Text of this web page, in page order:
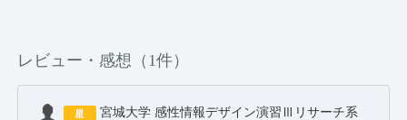
レビュー・感想（1件）
宮城大学 感性情報デザイン演習Ⅲリサーチ系